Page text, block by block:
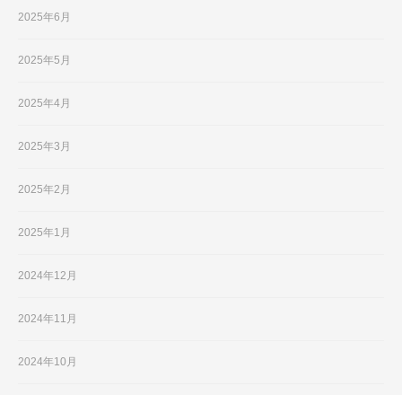
2025年6月
2025年5月
2025年4月
2025年3月
2025年2月
2025年1月
2024年12月
2024年11月
2024年10月